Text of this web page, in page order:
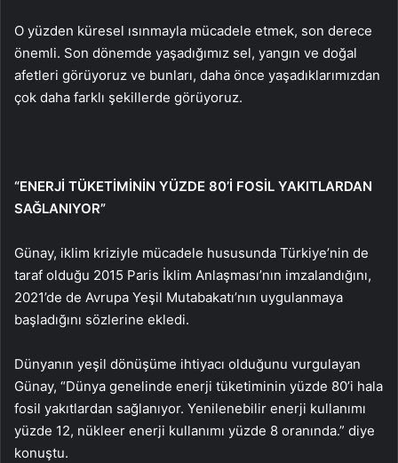
O yüzden küresel ısınmayla mücadele etmek, son derece
önemli. Son dönemde yaşadığımız sel, yangın ve doğal
afetleri görüyoruz ve bunları, daha önce yaşadıklarımızdan
çok daha farklı şekillerde görüyoruz.
“ENERJİ TÜKETİMİNİN YÜZDE 80’İ FOSİL YAKITLARDAN
SAĞLANIYOR”
Günay, iklim kriziyle mücadele hususunda Türkiye’nin de
taraf olduğu 2015 Paris İklim Anlaşması’nın imzalandığını,
2021’de de Avrupa Yeşil Mutabakatı’nın uygulanmaya
başladığını sözlerine ekledi.
Dünyanın yeşil dönüşüme ihtiyacı olduğunu vurgulayan
Günay, “Dünya genelinde enerji tüketiminin yüzde 80’i hala
fosil yakıtlardan sağlanıyor. Yenilenebilir enerji kullanımı
yüzde 12, nükleer enerji kullanımı yüzde 8 oranında.” diye
konuştu.